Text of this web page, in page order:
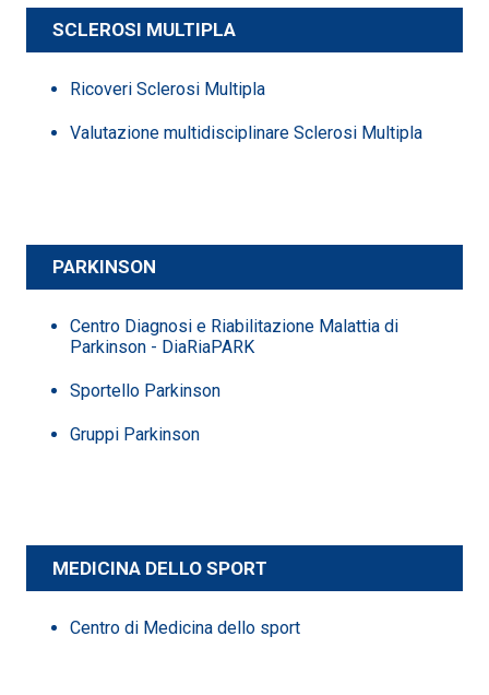
SCLEROSI MULTIPLA
Ricoveri Sclerosi Multipla
Valutazione multidisciplinare Sclerosi Multipla
PARKINSON
Centro Diagnosi e Riabilitazione Malattia di
Parkinson - DiaRiaPARK
Sportello Parkinson
Gruppi Parkinson
MEDICINA DELLO SPORT
Centro di Medicina dello sport